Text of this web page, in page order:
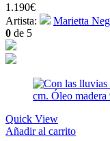
1.190€
Artista:
Marietta
0 de 5
Quick View
Añadir al carrito